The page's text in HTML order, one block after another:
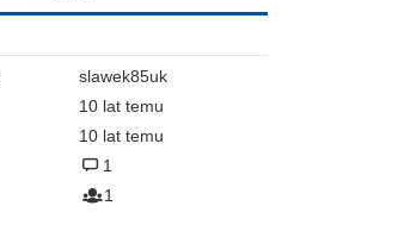
slawek85uk
10 lat temu
10 lat temu
1
1